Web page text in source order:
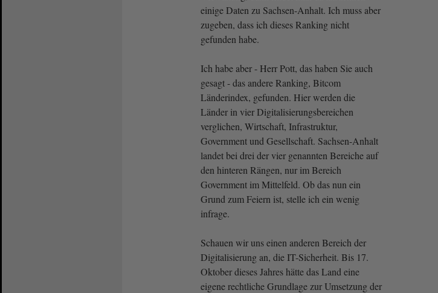
einige Daten zu Sachsen-Anhalt. Ich muss aber
zugeben, dass ich dieses Ranking nicht
gefunden habe.
Ich habe aber - Herr Pott, das haben Sie auch
gesagt - das andere Ranking, Bitcom
Länderindex, gefunden. Hier werden die
Länder in vier Digitalisierungsbereichen
verglichen, Wirtschaft, Infrastruktur,
Government und Gesellschaft. Sachsen-Anhalt
landet bei drei der vier genannten Bereiche auf
den hinteren Rängen, nur im Bereich
Government im Mittelfeld. Ob das nun ein
Grund zum Feiern ist, stelle ich ein wenig
infrage.
Schauen wir uns einen anderen Bereich der
Digitalisierung an, die IT-Sicherheit. Bis 17.
Oktober dieses Jahres hätte das Land eine
eigene rechtliche Grundlage zur Umsetzung der